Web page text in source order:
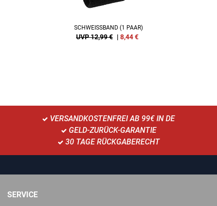
SCHWEISSBAND (1 PAAR)
UVP 12,99 € | 8,44€
VERSANDKOSTENFREI AB 99€ IN DE
GELD-ZURÜCK-GARANTIE
30 TAGE RÜCKGABERECHT
SERVICE